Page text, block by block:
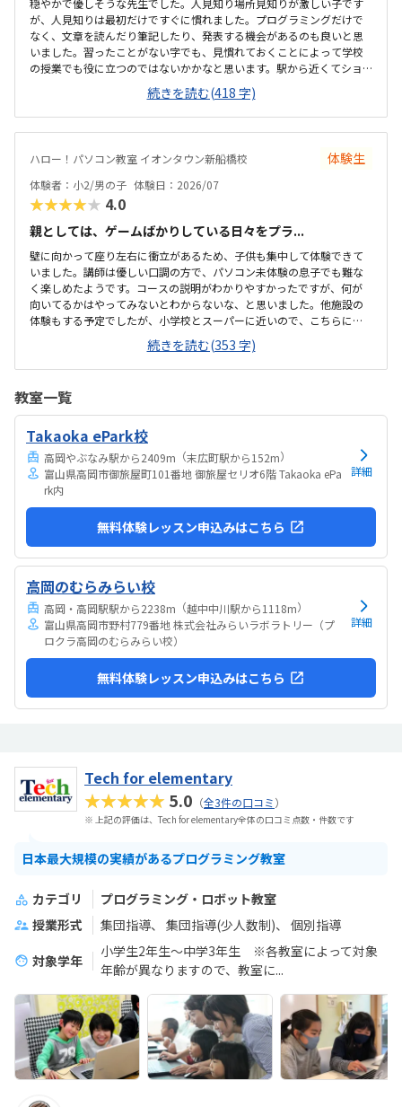
穏やかで優しそうな先生でした。人見知り場所見知りが激しい子です
が、人見知りは最初だけですぐに慣れました。プログラミングだけで
なく、文章を読んだり筆記したり、発表する機会があるのも良いと思
いました。習ったことがない字でも、見慣れておくことによって学校
の授業でも役に立つのではないかかなと思います。駅から近くてショ
ッピングモールの中にあるので便利です。車で来ても授業分の駐車券
は付けてくれるそうです。ドコモショップ内なので音が気になるかと
思いましたが、扉を閉めればそんなに気になりませんでした。一面ガ
ラスなので程よい解放感で授業の様子が見れます。プログラミング教
プライベートでも使えるからいいかな、と思ってます。学校で使って
いるパソコンはタッチパネルタイプなので、キーボードは打てるかな
と心配でしたが、すぐに慣れました。コマンド１つでた...
続きを読む(418 字)
ハロー！パソコン教室 イオンタウン新船橋校 体験生
体験者：小2/男の子 体験日：2026/07
★★★★★ 4.0
親としては、ゲームばかりしている日々をプラ...
壁に向かって座り左右に衝立があるため、子供も集中して体験できて
いました。講師は優しい口調の方で、パソコン未体験の息子でも難な
く楽しめたようです。コースの説明がわかりやすかったですが、何が
向いてるかはやってみないとわからないな、と思いました。他施設の
体験もする予定でしたが、小学校とスーパーに近いので、こちらに決
めました。息子はゲーミングチェアに初めて座れて嬉しかったようで
す。開放的というよりは、落ち着いて楽しめるところが、息子には合
っていそうです。少し高いなという印象ですが、自宅のパソコンから
ました。日頃はSwitchで、マイクラやぽこあポケモンで建築を楽しん
でいます。担当の方と相談して今回のコースが向いてるんじゃないか
と勧められました。
続きを読む(353 字)
教室一覧
Takaoka ePark校
高岡やぶなみ駅から2409m （末広町駅から152m）
富山県高岡市御旅屋町101番地 御旅屋セリオ6階 Takaoka ePa
rk内
詳細
無料体験レッスン申込みはこちら
高岡のむらみらい校
高岡・高岡駅駅から2238m （越中中川駅から1118m）
富山県高岡市野村779番地 株式会社みらいラボラトリー（プ
ロクラ高岡のむらみらい校）
詳細
無料体験レッスン申込みはこちら
Tech for elementary
★★★★★ 5.0 （全3件の口コミ）
※ 上記の評価は、Tech for elementary全体の口コミ点数・件数です
日本最大規模の実績があるプログラミング教室
カテゴリ
プログラミング・ロボット教室
授業形式
集団指導 集団指導(少人数制)
個別指導
対象学年
小学生2年生～中学3年生 ※各教室によって対象
年齢が異なりますので、教室に...